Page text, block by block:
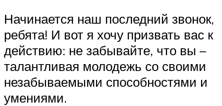
Начинается наш последний звонок,
ребята! И вот я хочу призвать вас к
действию: не забывайте, что вы –
талантливая молодежь со своими
незабываемыми способностями и
умениями.